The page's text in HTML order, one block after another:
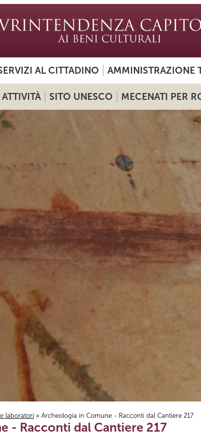
AL CITTADINO AMMINISTRAZIONE
ATTIVITÀ SITO UNESCO MECENATI PER
laboratori » Archeologia in Comune - Racconti dal Cantiere 217
- Racconti dal Cantiere 217